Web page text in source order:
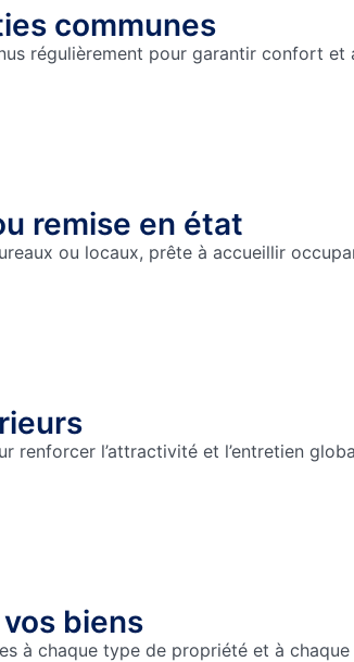
communes
régulièrement pour garantir confort
remise en état
ou locaux, prête à accueillir
renforcer l’attractivité et l’entretien
biens
à chaque type de propriété et à